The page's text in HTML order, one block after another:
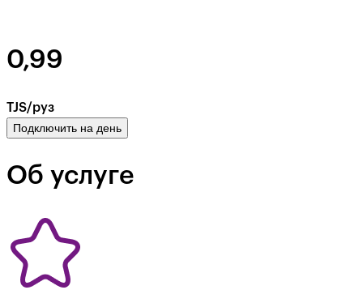
0,99
TJS/руз
Подключить на день
Об услуге